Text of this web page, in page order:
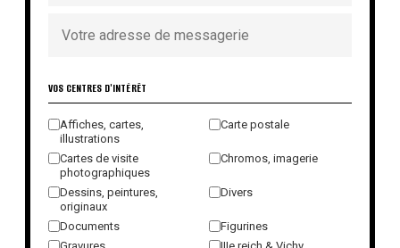
VOS CENTRES D'INTÉRÊT
Affiches, cartes,
illustrations
Carte postale
Cartes de visite
photographiques
Chromos, imagerie
Dessins, peintures,
originaux
Divers
Documents
Figurines